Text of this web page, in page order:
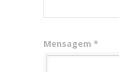
Mensagem *